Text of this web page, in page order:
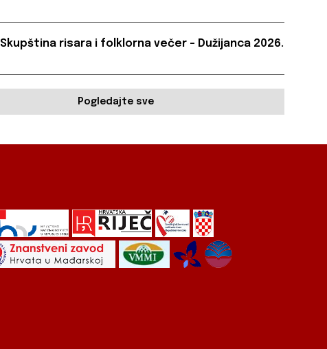
Skupština risara i folklorna večer – Dužijanca 2026.
Pogledajte sve